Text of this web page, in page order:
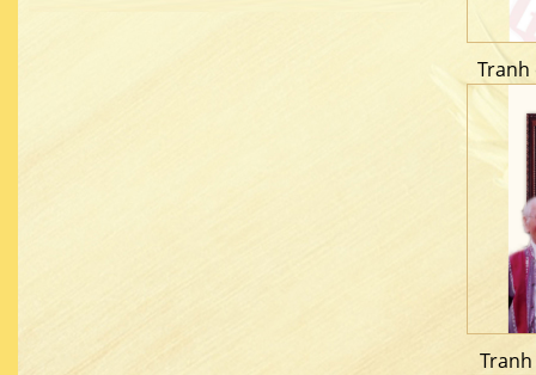
Tranh